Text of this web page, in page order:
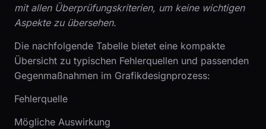
mit allen Überprüfungskriterien, um keine wichtigen
Aspekte zu übersehen.
Die nachfolgende Tabelle bietet eine kompakte
Übersicht zu typischen Fehlerquellen und passenden
Gegenmaßnahmen im Grafikdesignprozess:
Fehlerquelle
Mögliche Auswirkung